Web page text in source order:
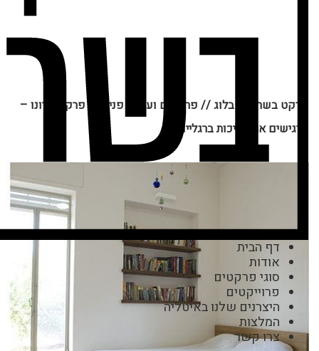
דף הבית
אודות
סוגי פרקטים
פרוייקטים
היצרנים שלנו באיטליה
המלצות
צרו קשר
פרקט בשרון בלוג// פרקטים ועיצוב פנים //פרקט קרונו –
מרגישים את האיכות ברגליים